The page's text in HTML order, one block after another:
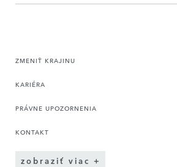
ZMENIŤ KRAJINU
KARIÉRA
PRÁVNE UPOZORNENIA
KONTAKT
zobraziť viac